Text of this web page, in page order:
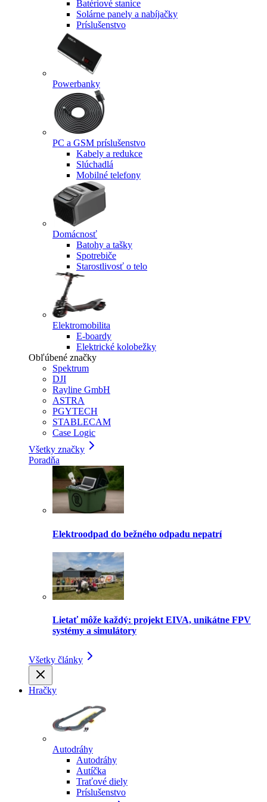
Batériové stanice
Solárne panely a nabíjačky
Príslušenstvo
Powerbanky
PC a GSM príslušenstvo
Kabely a redukce
Slúchadlá
Mobilné telefony
Domácnosť
Batohy a tašky
Spotrebiče
Starostlivosť o telo
Elektromobilita
E-boardy
Elektrické kolobežky
Obľúbené značky
Spektrum
DJI
Rayline GmbH
ASTRA
PGYTECH
STABLECAM
Case Logic
Všetky značky
Poradňa
Elektroodpad do bežného odpadu nepatrí
Lietať môže každý: projekt EIVA, unikátne FPV
systémy a simulátory
Všetky články
Hračky
Autodráhy
Autodráhy
Autíčka
Traťové diely
Príslušenstvo